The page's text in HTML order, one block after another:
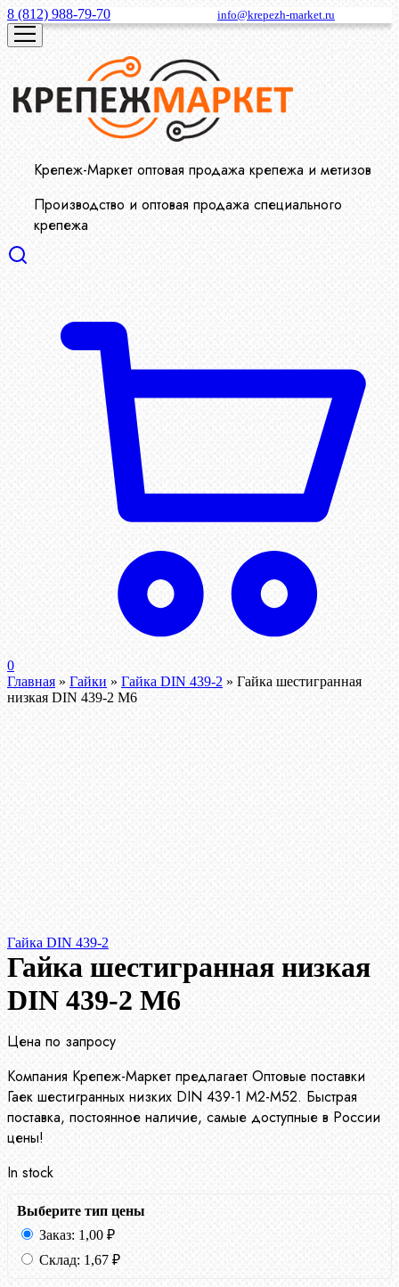
8 (812) 988-79-70 info@krepezh-market.ru
Крепеж-Маркет оптовая продажа крепежа и метизов
Производство и оптовая продажа специального
крепежа
0
Главная » Гайки » Гайка DIN 439-2 » Гайка шестигранная
низкая DIN 439-2 М6
Гайка DIN 439-2
Гайка шестигранная низкая
DIN 439-2 М6
Цена по запросу
Компания Крепеж-Маркет предлагает Оптовые поставки
Гаек шестигранных низких DIN 439-1 М2-М52. Быстрая
поставка, постоянное наличие, самые доступные в России
цены!
In stock
Выберите тип цены
Заказ: 1,00 ₽
Склад: 1,67 ₽